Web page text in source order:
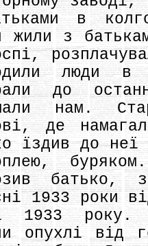
в
жили з
люди в
до
нам.
де
їздив до неї
батько,
1933 роки
1933 року.
опухлі від